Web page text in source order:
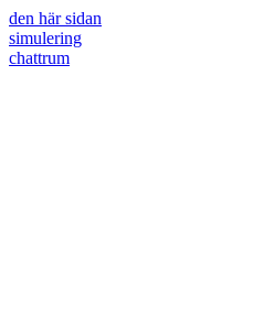
den här sidan
simulering
chattrum